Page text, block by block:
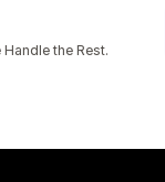
the Rest.